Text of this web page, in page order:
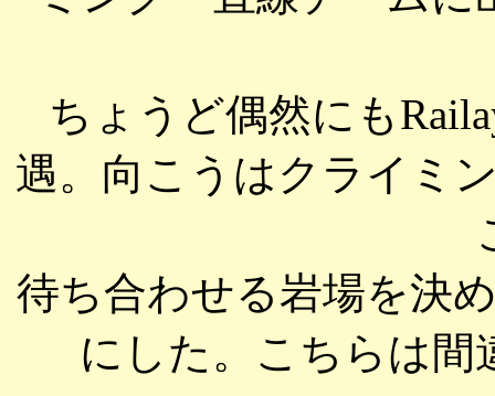
ちょうど偶然にも
遇。向こうはクライミ
待ち合わせる岩場を決
にした。こちらは